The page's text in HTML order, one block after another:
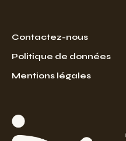
Contactez-nous
Politique de données
Mentions légales